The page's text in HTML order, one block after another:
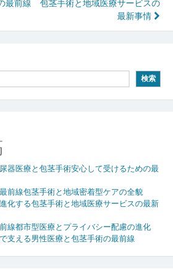
最前線
包茎手術と地域医療サービスの
最新事情
検索
器医療と包茎手術安心して受けるための最
前線包茎手術と地域密着型ケアの全貌
化する包茎手術と地域医療サービスの最新
線都市型医療とプライバシー配慮の進化
支える男性医療と包茎手術の最前線